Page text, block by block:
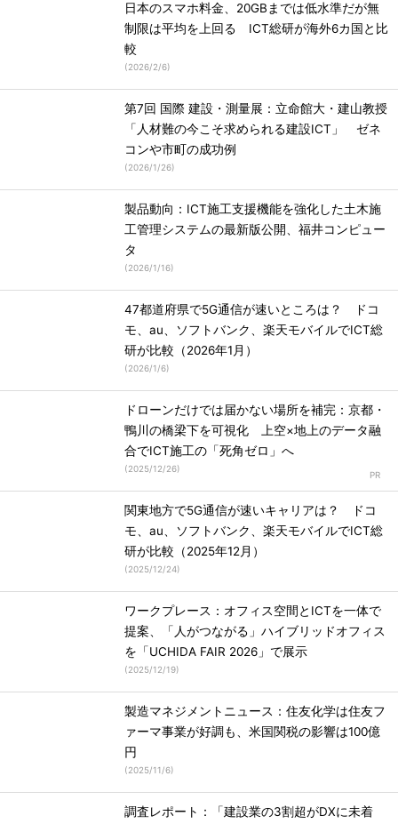
日本のスマホ料金、20GBまでは低水準だが無
制限は平均を上回る ICT総研が海外6カ国と比
較
(2026/2/6)
第7回 国際 建設・測量展：立命館大・建山教授
「人材難の今こそ求められる建設ICT」 ゼネ
コンや市町の成功例
(2026/1/26)
製品動向：ICT施工支援機能を強化した土木施
工管理システムの最新版公開、福井コンピュー
タ
(2026/1/16)
47都道府県で5G通信が速いところは？ ドコ
モ、au、ソフトバンク、楽天モバイルでICT総
研が比較（2026年1月）
(2026/1/6)
ドローンだけでは届かない場所を補完：京都・
鴨川の橋梁下を可視化 上空×地上のデータ融
合でICT施工の「死角ゼロ」へ
(2025/12/26)
関東地方で5G通信が速いキャリアは？ ドコ
モ、au、ソフトバンク、楽天モバイルでICT総
研が比較（2025年12月）
(2025/12/24)
ワークプレース：オフィス空間とICTを一体で
提案、「人がつながる」ハイブリッドオフィス
を「UCHIDA FAIR 2026」で展示
(2025/12/19)
製造マネジメントニュース：住友化学は住友フ
ァーマ事業が好調も、米国関税の影響は100億
円
(2025/11/6)
調査レポート：「建設業の3割超がDXに未着